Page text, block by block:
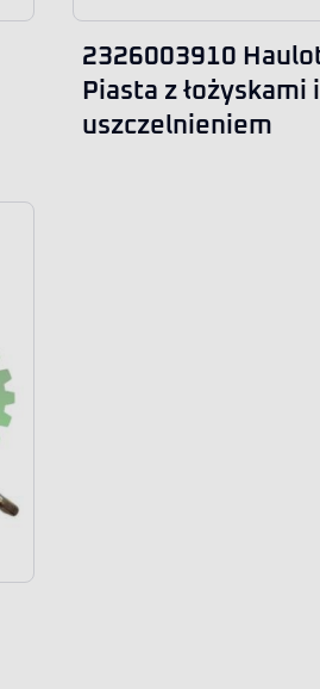
2326003910
Piasta z łożyskami i
uszczelnieniem